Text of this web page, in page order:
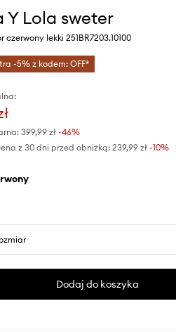
Y Lola sweter
czerwony lekki 251BR7203.10100
-5% z kodem: OFF*
399,99 zł-46%
z 30 dni przed obniżką: 239,99 zł -10%
Dodaj do koszyka